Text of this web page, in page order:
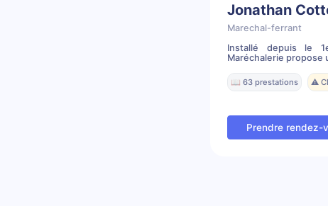
Jonathan
Marechal-ferrant
Installé depuis le
Maréchalerie propose
📖 63 prestations ⚠️
Prendre rendez-